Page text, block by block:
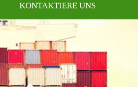
KONTAKTIERE UNS